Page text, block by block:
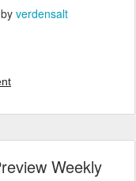
verdensalt
Weekly